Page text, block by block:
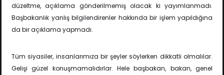
düzeltme, açıklama gönderilmemiş olacak ki yayımlanmadı.
Başbakanlık yanlış bilgilendirenler hakkında bir işlem yapıldığına
da bir açıklama yapmadı.
Tüm siyasiler, insanlarımıza bir şeyler söylerken dikkatli olmalılar.
Gelişi güzel konuşmamalıdırlar. Hele başbakan, bakan, genel